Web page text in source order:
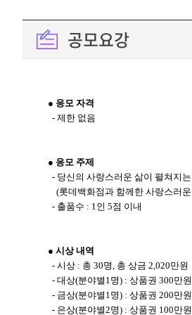
공모요강
● 응모 자격
- 제한 없음
● 응모 주제
- 당신의 사랑스러운 삶이 펼쳐지
(롯데백화점과 함께한 사랑스러운
- 출품수 : 1인 5점 이내
● 시상 내역
- 시상 : 총 30명, 총 상금 2,020만원
- 대상(분야별1명) : 상품권 300만원
- 금상(분야별1명) : 상품권 200만원
- 은상(분야별2명) : 상품권 100만원